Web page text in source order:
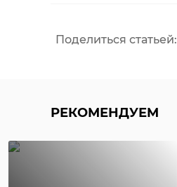
Поделиться статьей:
РЕКОМЕНДУЕМ